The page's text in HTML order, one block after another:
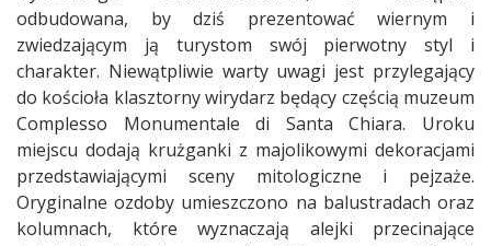
odbudowana, by dziś prezentować wiernym i
zwiedzającym ją turystom swój pierwotny styl i
charakter. Niewątpliwie warty uwagi jest przylegający
do kościoła klasztorny wirydarz będący częścią muzeum
Complesso Monumentale di Santa Chiara. Uroku
miejscu dodają krużganki z majolikowymi dekoracjami
przedstawiającymi sceny mitologiczne i pejzaże.
Oryginalne ozdoby umieszczono na balustradach oraz
kolumnach, które wyznaczają alejki przecinające